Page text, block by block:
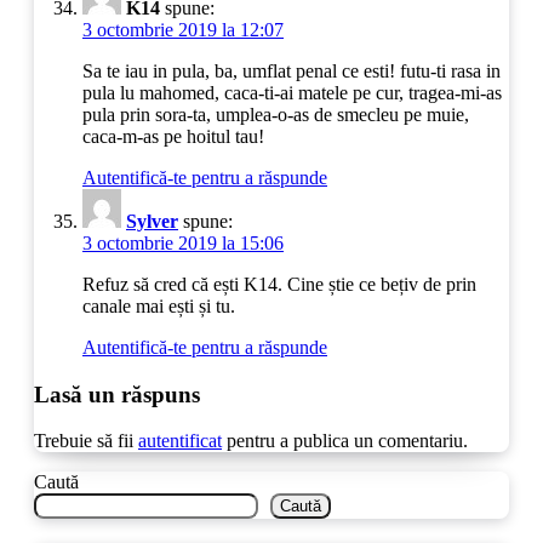
K14 spune:
3 octombrie 2019 la 12:07
Sa te iau in pula, ba, umflat penal ce esti! futu-ti rasa in
pula lu mahomed, caca-ti-ai matele pe cur, tragea-mi-as
pula prin sora-ta, umplea-o-as de smecleu pe muie,
caca-m-as pe hoitul tau!
Autentifică-te pentru a răspunde
Sylver spune:
3 octombrie 2019 la 15:06
Refuz să cred că ești K14. Cine știe ce bețiv de prin
canale mai ești și tu.
Autentifică-te pentru a răspunde
Lasă un răspuns
Trebuie să fii autentificatpentru a publica un comentariu.
Caută
Caută